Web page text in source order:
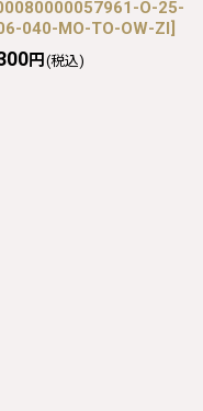
O-25-
040-MO-TO-OW-ZI]
円 (税込)